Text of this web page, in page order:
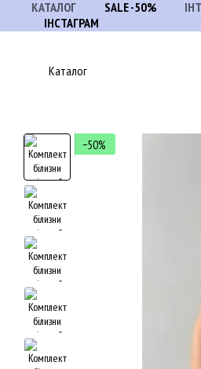
Перейти до основного контенту
КАТАЛОГ SALE -50%
ІНСТАГРАМ
Каталог
−50%